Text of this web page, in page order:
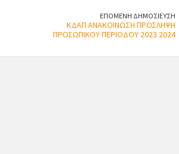
ΕΠΟΜΕΝΗ ΔΗΜΟΣΙΕΥΣΗ
ΚΔΑΠ ΑΝΑΚΟΙΝΩΣΗ ΠΡΟΣΛΗΨΗ
ΠΡΟΣΩΠΙΚΟΥ ΠΕΡΙΟΔΟΥ 2023 2024